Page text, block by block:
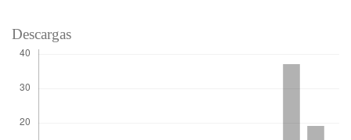
Descargas